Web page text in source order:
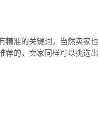
精准的关键词，当然卖家
的，卖家同样可以挑选出